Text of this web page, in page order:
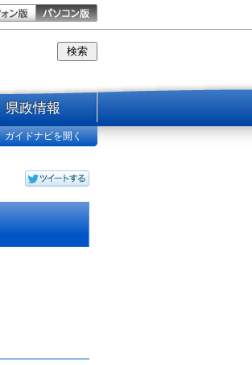
県政情報
ガイドナビを開く